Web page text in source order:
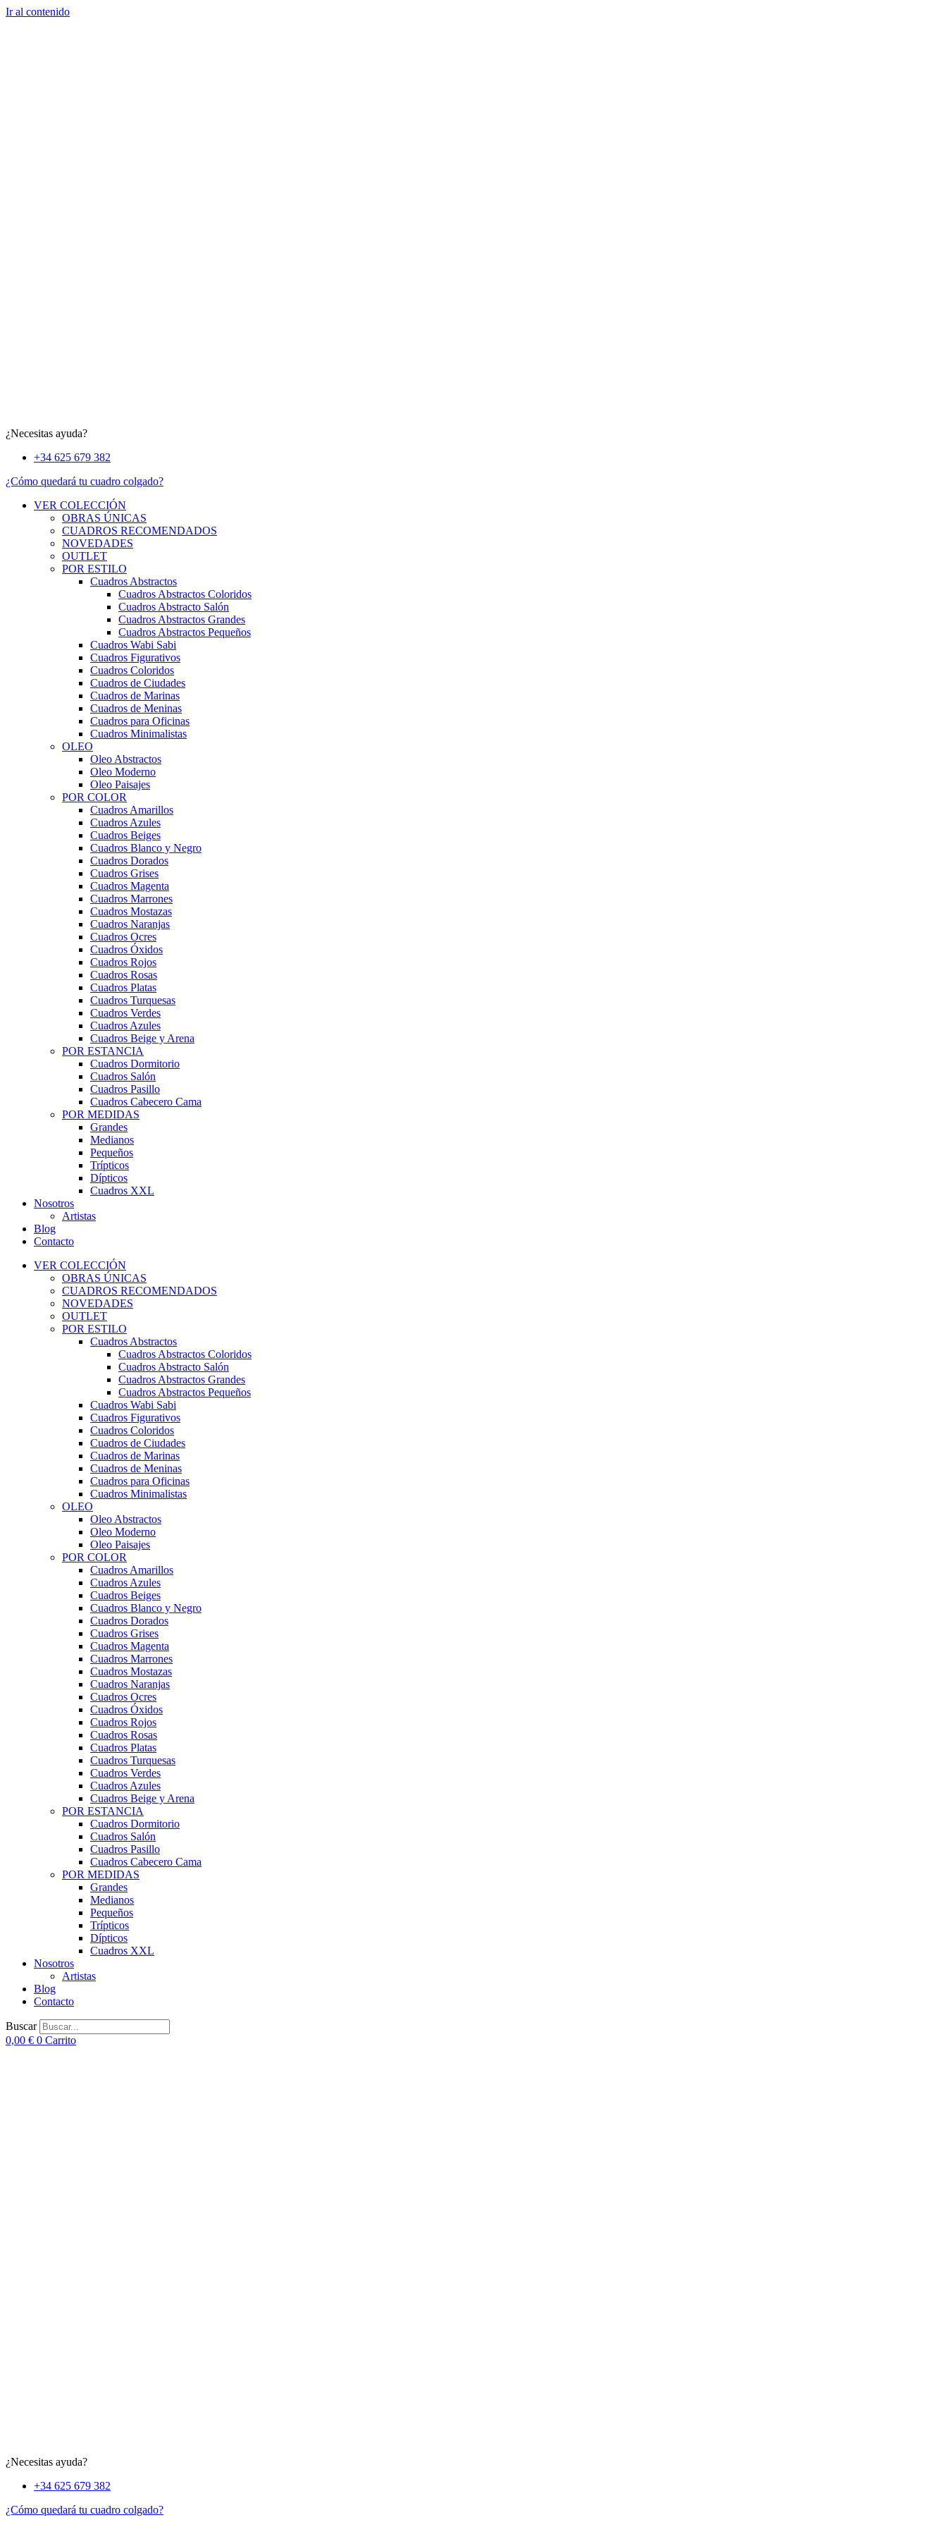
Ir al contenido
¿Necesitas ayuda?
+34 625 679 382
¿Cómo quedará tu cuadro colgado?
VER COLECCIÓN
OBRAS ÚNICAS
CUADROS RECOMENDADOS
NOVEDADES
OUTLET
POR ESTILO
Cuadros Abstractos
Cuadros Abstractos Coloridos
Cuadros Abstracto Salón
Cuadros Abstractos Grandes
Cuadros Abstractos Pequeños
Cuadros Wabi Sabi
Cuadros Figurativos
Cuadros Coloridos
Cuadros de Ciudades
Cuadros de Marinas
Cuadros de Meninas
Cuadros para Oficinas
Cuadros Minimalistas
OLEO
Oleo Abstractos
Oleo Moderno
Oleo Paisajes
POR COLOR
Cuadros Amarillos
Cuadros Azules
Cuadros Beiges
Cuadros Blanco y Negro
Cuadros Dorados
Cuadros Grises
Cuadros Magenta
Cuadros Marrones
Cuadros Mostazas
Cuadros Naranjas
Cuadros Ocres
Cuadros Óxidos
Cuadros Rojos
Cuadros Rosas
Cuadros Platas
Cuadros Turquesas
Cuadros Verdes
Cuadros Azules
Cuadros Beige y Arena
POR ESTANCIA
Cuadros Dormitorio
Cuadros Salón
Cuadros Pasillo
Cuadros Cabecero Cama
POR MEDIDAS
Grandes
Medianos
Pequeños
Trípticos
Dípticos
Cuadros XXL
Nosotros
Artistas
Blog
Contacto
VER COLECCIÓN
OBRAS ÚNICAS
CUADROS RECOMENDADOS
NOVEDADES
OUTLET
POR ESTILO
Cuadros Abstractos
Cuadros Abstractos Coloridos
Cuadros Abstracto Salón
Cuadros Abstractos Grandes
Cuadros Abstractos Pequeños
Cuadros Wabi Sabi
Cuadros Figurativos
Cuadros Coloridos
Cuadros de Ciudades
Cuadros de Marinas
Cuadros de Meninas
Cuadros para Oficinas
Cuadros Minimalistas
OLEO
Oleo Abstractos
Oleo Moderno
Oleo Paisajes
POR COLOR
Cuadros Amarillos
Cuadros Azules
Cuadros Beiges
Cuadros Blanco y Negro
Cuadros Dorados
Cuadros Grises
Cuadros Magenta
Cuadros Marrones
Cuadros Mostazas
Cuadros Naranjas
Cuadros Ocres
Cuadros Óxidos
Cuadros Rojos
Cuadros Rosas
Cuadros Platas
Cuadros Turquesas
Cuadros Verdes
Cuadros Azules
Cuadros Beige y Arena
POR ESTANCIA
Cuadros Dormitorio
Cuadros Salón
Cuadros Pasillo
Cuadros Cabecero Cama
POR MEDIDAS
Grandes
Medianos
Pequeños
Trípticos
Dípticos
Cuadros XXL
Nosotros
Artistas
Blog
Contacto
Buscar
0,00 € 0 Carrito
¿Necesitas ayuda?
+34 625 679 382
¿Cómo quedará tu cuadro colgado?